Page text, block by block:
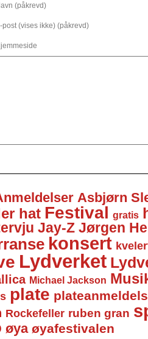
(påkrevd)
post (vises ikke) (påkrevd)
Asbjørn
hat Festival gratis
Jay-Z Jørgen
konsert
Lydverket
Michael Jackson
plate
Rockefeller ruben gran
øya øyafestivalen